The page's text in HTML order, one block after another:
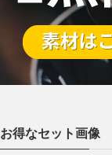
お得なセット画像